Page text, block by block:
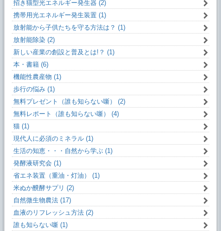
招き猫型光エネルギー発生器 (2)
携帯用光エネルギー発生装置 (1)
放射能から子供たちを守る方法は？ (1)
放射能除染 (2)
新しい産業の創設と普及とは!？ (1)
本・書籍 (6)
機能性農産物 (1)
歩行の悩み (1)
無料プレゼント（誰も知らない噺） (2)
無料レポート（誰も知らない噺） (4)
猫 (1)
現代人に必須のミネラル (1)
生活の知恵・・・自然から学ぶ (1)
発酵液研究会 (1)
省エネ装置（重油・灯油） (1)
米ぬか醗酵サプリ (2)
自然微生物農法 (17)
血液のリフレッシュ方法 (2)
誰も知らない噺 (1)